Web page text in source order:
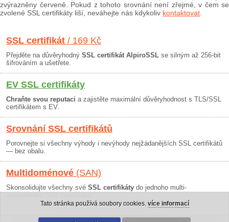
zvýrazněny červeně. Pokud z tohoto srovnání není zřejmé, v čem se
zvolené SSL certifikáty liší, neváhejte nás kdykoliv kontaktovat
SSL certifikát / 169 Kč
Přejděte na důvěryhodný SSL certifikát AlpiroSSL se silným až 256-bit
šifrováním a ušetřete.
EV SSL certifikáty
Chraňte svou reputaci a zajistěte maximální důvěryhodnost s TLS/SSL
certifikátem s EV.
Srovnání SSL certifikátů
Porovnejte si všechny výhody i nevýhody nejžádanějších SSL certifikátů
— bez obalu.
Multidoménové (SAN)
Skonsolidujte všechny své SSL certifikáty do jednoho multi-
Tato stránka používá soubory cookies. více informací